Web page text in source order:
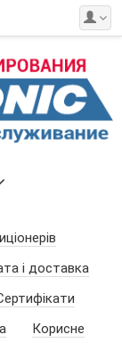
і доставка
Корисне